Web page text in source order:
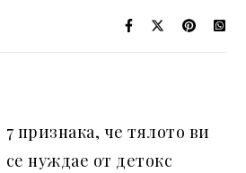
7 признака, че тялото ви
се нуждае от детокс